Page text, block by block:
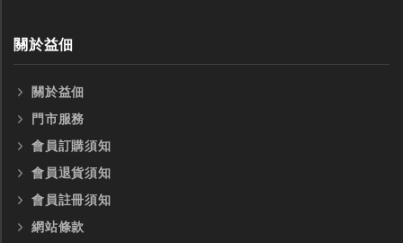
關於益佃
關於益佃
門市服務
會員訂購須知
會員退貨須知
會員註冊須知
網站條款